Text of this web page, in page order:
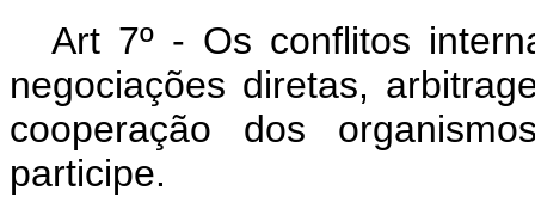
Art 7º - Os conflitos
negociações diretas,
cooperação dos
participe.